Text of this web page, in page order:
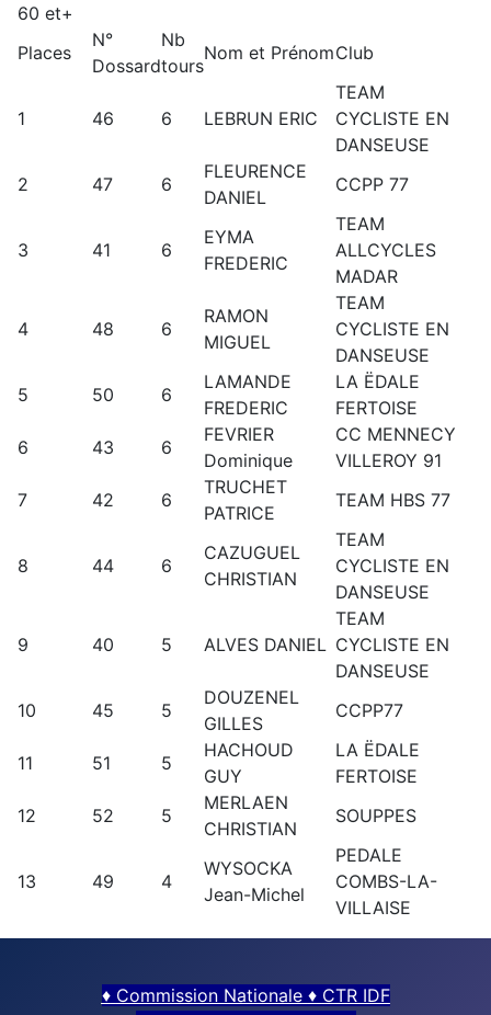
60 et+
Places
N°
Dossard
Nb
tours
Nom et PrénomClub
1 46 6 LEBRUN ERIC
TEAM
CYCLISTE EN
DANSEUSE
2
47 6
FLEURENCE
DANIEL
CCPP 77
3 41 6
EYMA
FREDERIC
TEAM
ALLCYCLES
MADAR
4 48 6
RAMON
MIGUEL
TEAM
CYCLISTE EN
DANSEUSE
5
50 6
LAMANDE
FREDERIC
LA ËDALE
FERTOISE
6
43 6
FEVRIER
Dominique
CC MENNECY
VILLEROY 91
7
42 6
TRUCHET
PATRICE
TEAM HBS 77
8 44 6
CAZUGUEL
CHRISTIAN
TEAM
CYCLISTE EN
DANSEUSE
9 40 5 ALVES DANIEL
TEAM
CYCLISTE EN
DANSEUSE
10
45 5
DOUZENEL
GILLES
CCPP77
11 51 5
HACHOUD
GUY
LA ËDALE
FERTOISE
12
52 5
MERLAEN
CHRISTIAN
SOUPPES
13 49 4
WYSOCKA
Jean-Michel
PEDALE
COMBS-LA-
VILLAISE
♦ Commission Nationale ♦ CTR IDF